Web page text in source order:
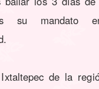
su mandato
de la